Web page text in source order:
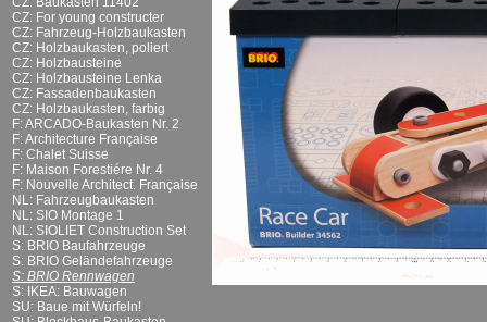
CZ: For young constructer
CZ: Fahrzeug-Holzbaukasten
CZ: Holzbaukasten, poliert
CZ: Holzbausteine
CZ: Holzbausteine Lenka
CZ: Fassadenbaukasten
CZ: Holzbaukasten, farbig
F: ARCADO-Baukasten Nr. 2
F: Architecture Française
F: Chalet Suisse
F: Maison Forestiére Nr. 4
F: Nouvelle Architect. Française
NL: Fahrzeugbaukasten
NL: SIO Montage 1
NL: SIOLIET Construction Set
S: BRIO Baufahrzeuge
S: BRIO Geländefahrzeuge
S: BRIO Rennwagen
S: IKEA: Bauwagen
SU: Baue mit Würfeln!